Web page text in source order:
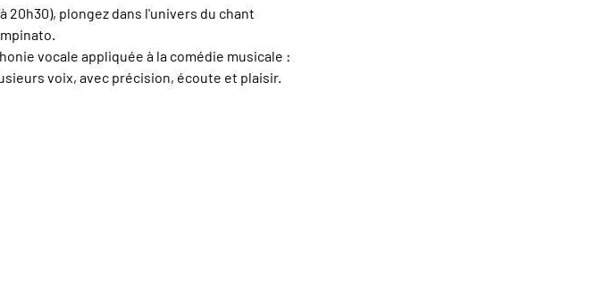
20h30), plongez dans l'univers du chant
vocale appliquée à la comédie musicale :
voix, avec précision, écoute et plaisir.